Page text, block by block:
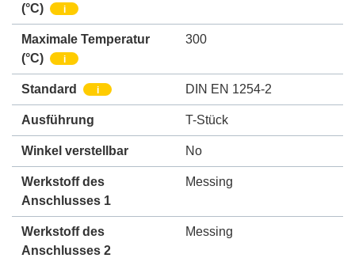
(°C)
i
Maximale Temperatur
(°C)
i
300
Standard i DIN EN 1254-2
Ausführung T-Stück
Winkel verstellbar No
Werkstoff des
Anschlusses 1
Messing
Werkstoff des
Anschlusses 2
Messing